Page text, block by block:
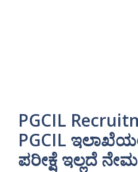
PGCIL
PGCIL
ಪರೀಕ್ಷೆ ಇಲ್ಲದೆ